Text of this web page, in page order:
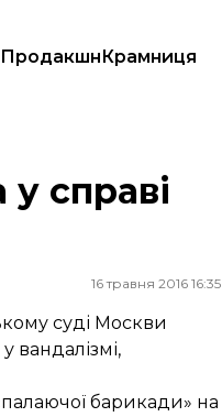
ПродакшнКрамниця
справі
16 травня 2016 16:35
суді Москви
вандалізмі,
барикади» на